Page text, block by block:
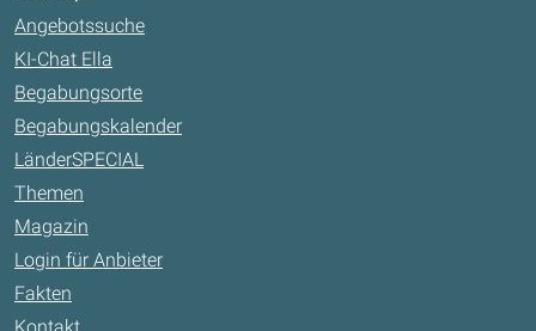
Angebotssuche
KI-Chat Ella
Begabungsorte
Begabungskalender
LänderSPECIAL
Themen
Magazin
Login für Anbieter
Fakten